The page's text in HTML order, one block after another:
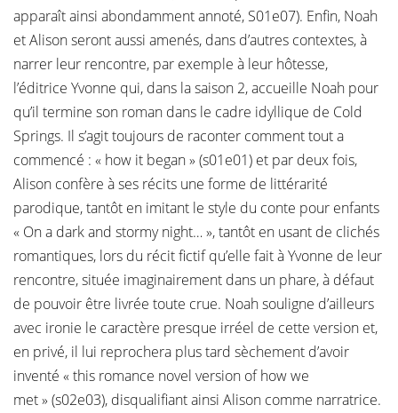
apparaît ainsi abondamment annoté, S01e07). Enfin, Noah
et Alison seront aussi amenés, dans d’autres contextes, à
narrer leur rencontre, par exemple à leur hôtesse,
l’éditrice Yvonne qui, dans la saison 2, accueille Noah pour
qu’il termine son roman dans le cadre idyllique de Cold
Springs. Il s’agit toujours de raconter comment tout a
commencé : « how it began » (s01e01) et par deux fois,
Alison confère à ses récits une forme de littérarité
parodique, tantôt en imitant le style du conte pour enfants
« On a dark and stormy night… », tantôt en usant de clichés
romantiques, lors du récit fictif qu’elle fait à Yvonne de leur
rencontre, située imaginairement dans un phare, à défaut
de pouvoir être livrée toute crue. Noah souligne d’ailleurs
avec ironie le caractère presque irréel de cette version et,
en privé, il lui reprochera plus tard sèchement d’avoir
inventé « this romance novel version of how we
met » (s02e03), disqualifiant ainsi Alison comme narratrice.